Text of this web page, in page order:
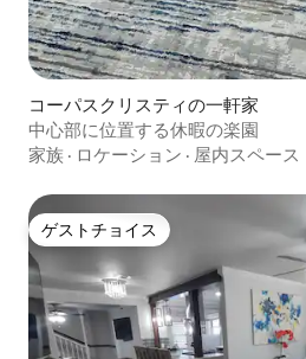
コーパスクリスティの一軒家
中心部に位置する休暇の楽園
家族 · ロケーション · 屋内スペース
ゲストチョイス
ゲストチョイス